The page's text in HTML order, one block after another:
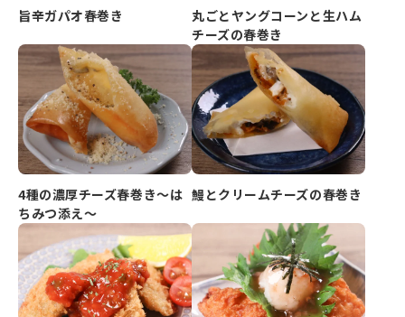
旨辛ガパオ春巻き
丸ごとヤングコーンと生ハム
チーズの春巻き
4種の濃厚チーズ春巻き～は
ちみつ添え～
鰻とクリームチーズの春巻き